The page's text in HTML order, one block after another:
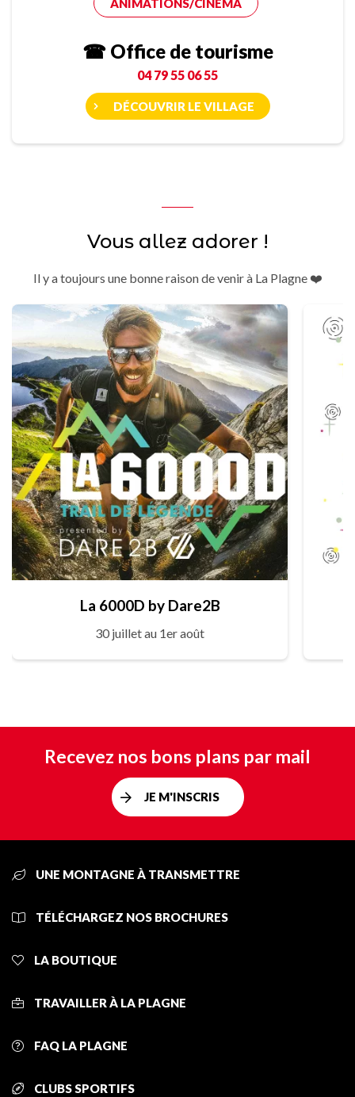
ANIMATIONS/CINÉMA
☎ Office de tourisme
04 79 55 06 55
DÉCOUVRIR LE VILLAGE
Vous allez adorer !
Il y a toujours une bonne raison de venir à La Plagne ❤️
La 6000D by Dare2B
30 juillet au 1er août
Recevez nos bons plans par mail
JE M'INSCRIS
UNE MONTAGNE À TRANSMETTRE
TÉLÉCHARGEZ NOS BROCHURES
LA BOUTIQUE
TRAVAILLER À LA PLAGNE
FAQ LA PLAGNE
CLUBS SPORTIFS